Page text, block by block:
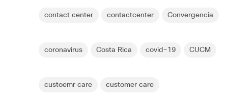
contact center contactcenter Convergencia
coronavirus Costa Rica covid-19 CUCM
custoemr care customer care